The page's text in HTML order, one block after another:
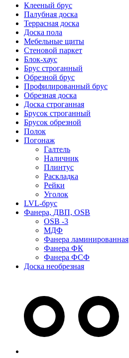
Клееный брус
Палубная доска
Террасная доска
Доска пола
Мебельные щиты
Стеновой паркет
Блок-хаус
Брус строганный
Обрезной брус
Профилированный брус
Обрезная доска
Доска строганная
Брусок строганный
Брусок обрезной
Полок
Погонаж
Галтель
Наличник
Плинтус
Раскладка
Рейки
Уголок
LVL-брус
Фанера, ДВП, OSB
OSB -3
МДФ
Фанера ламинированная
Фанера ФК
Фанера ФСФ
Доска необрезная